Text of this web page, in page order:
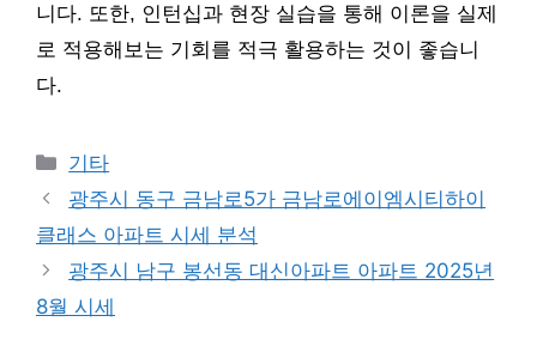
니다. 또한, 인턴십과 현장 실습을 통해 이론을 실제
로 적용해보는 기회를 적극 활용하는 것이 좋습니
다.
Categories
기타
광주시 동구 금남로5가 금남로에이엠시티하이
클래스 아파트 시세 분석
광주시 남구 봉선동 대신아파트 아파트 2025년
8월 시세